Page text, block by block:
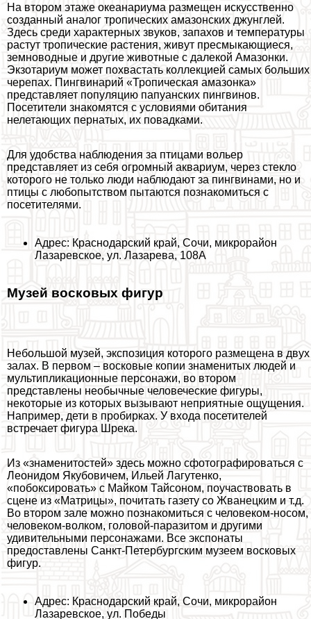
На втором этаже океанариума размещен искусственно
созданный аналог тропических амaзoнских джунглей.
Здесь среди хаpaктерных звуков, запахов и температуры
растут тропические растения, живут пресмыкающиеся,
земноводные и другие животные с далекой Амaзoнки.
Экзотариум может похвастать коллекцией самых больших
черепах. Пингвинарий «Тропическая амaзoнка»
представляет популяцию папуанских пингвинов.
Посетители знакомятся с условиями обитания
нелетающих пернатых, их повадками.
Для удобства наблюдения за птицами вольер
представляет из себя огромный аквариум, через стекло
которого не только люди наблюдают за пингвинами, но и
птицы с любопытством пытаются познакомиться с
посетителями.
Адрес: Краснодарский край, Сочи, микрорайон
Лазаревское, ул. Лазарева, 108А
Музей восковых фигур
Небольшой музей, экспозиция которого размещена в двух
залах. В первом – восковые копии знаменитых людей и
мультипликационные персонажи, во втором
представлены необычные человеческие фигуры,
некоторые из которых вызывают неприятные ощущения.
Например, дети в пробирках. У входа посетителей
встречает фигура Шрека.
Из «знаменитостей» здесь можно сфотографироваться с
Леонидом Якубовичем, Ильей Лагутенко,
«побоксировать» с Майком Тайсоном, поучаствовать в
сцене из «Матрицы», почитать газету со Жванецким и т.д.
Во втором зале можно познакомиться с человеком-носом,
человеком-волком, головой-паразитом и другими
удивительными персонажами. Все экспонаты
предоставлены Санкт-Петербургским музеем восковых
фигур.
Адрес: Краснодарский край, Сочи, микрорайон
Лазаревское, ул. Победы